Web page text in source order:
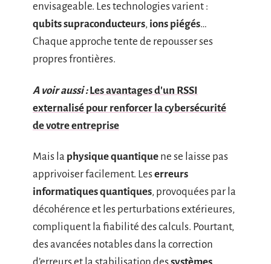
envisageable. Les technologies varient :
qubits supraconducteurs, ions piégés…
Chaque approche tente de repousser ses
propres frontières.
A voir aussi : Les avantages d'un RSSI
externalisé pour renforcer la cybersécurité
de votre entreprise
Mais la physique quantique ne se laisse pas
apprivoiser facilement. Leserreurs
informatiques quantiques, provoquées par la
décohérence et les perturbations extérieures,
compliquent la fiabilité des calculs. Pourtant,
des avancées notables dans la correction